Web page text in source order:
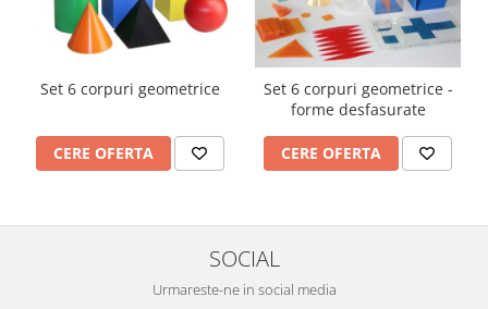
Set 6 corpuri geometrice
CERE OFERTA
Set 6 corpuri geometrice -
forme desfasurate
CERE OFERTA
SOCIAL
Urmareste-ne in social media